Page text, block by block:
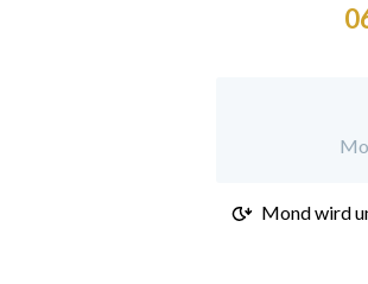
Mond wird